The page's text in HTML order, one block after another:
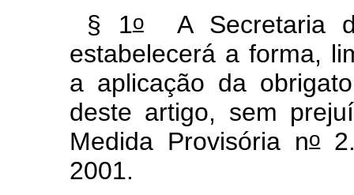
§ 1oA Secretaria
estabelecerá a forma,
a aplicação da
deste artigo, sem
Medida Provisória no
2001.